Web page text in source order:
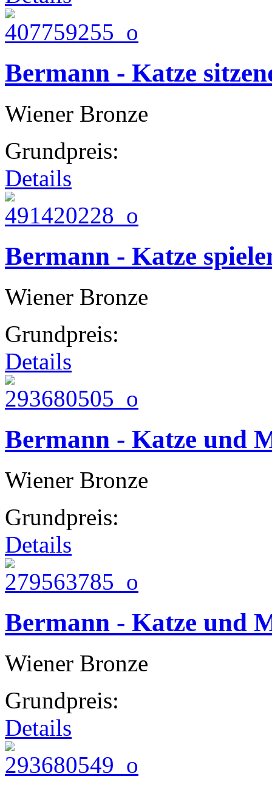
Bermann - Katze
Wiener Bronze
Grundpreis:
Details
Bermann - Katze
Wiener Bronze
Grundpreis:
Details
Bermann - Katze und
Wiener Bronze
Grundpreis:
Details
Bermann - Katze und
Wiener Bronze
Grundpreis:
Details